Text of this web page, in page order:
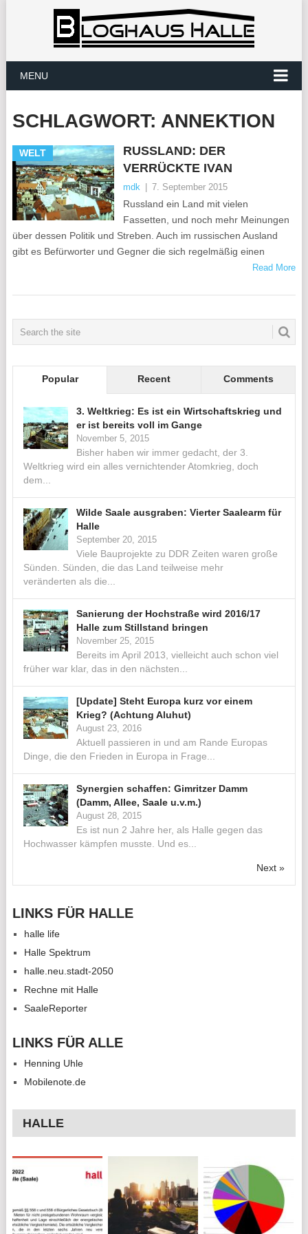
MENU
SCHLAGWORT: ANNEKTION
WELT
RUSSLAND: DER
VERRÜCKTE IVAN
mdk 7. September 2015
Russland ein Land mit vielen
Fassetten, und noch mehr Meinungen
über dessen Politik und Streben. Auch im russischen Ausland
gibt es Befürworter und Gegner die sich regelmäßig einen
Read More
Popular Recent Comments
3. Weltkrieg: Es ist ein Wirtschaftskrieg und
er ist bereits voll im Gange
November 5, 2015
Bisher haben wir immer gedacht, der 3.
Weltkrieg wird ein alles vernichtender Atomkrieg, doch
dem...
Wilde Saale ausgraben: Vierter Saalearm für
Halle
September 20, 2015
Viele Bauprojekte zu DDR Zeiten waren große
Sünden. Sünden, die das Land teilweise mehr
veränderten als die...
Sanierung der Hochstraße wird 2016/17
Halle zum Stillstand bringen
November 25, 2015
Bereits im April 2013, vielleicht auch schon viel
früher war klar, das in den nächsten...
[Update] Steht Europa kurz vor einem
Krieg? (Achtung Aluhut)
August 23, 2016
Aktuell passieren in und am Rande Europas
Dinge, die den Frieden in Europa in Frage...
Synergien schaffen: Gimritzer Damm
(Damm, Allee, Saale u.v.m.)
August 28, 2015
Es ist nun 2 Jahre her, als Halle gegen das
Hochwasser kämpfen musste. Und es...
Next »
LINKS FÜR HALLE
halle life
Halle Spektrum
halle.neu.stadt-2050
Rechne mit Halle
SaaleReporter
LINKS FÜR ALLE
Henning Uhle
Mobilenote.de
HALLE